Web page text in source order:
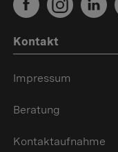
Kontakt
Impressum
Beratung
Kontaktaufnahme